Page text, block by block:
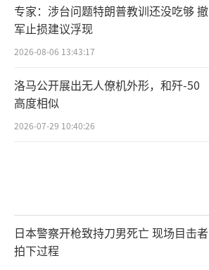
专家：涉台问题特朗普教训还没吃够 撤
军止损建议浮现
2026-08-06 13:43:17
洛马公开展出无人僚机外形，和歼-50
高度相似
2026-07-29 10:40:26
日本警察开枪致持刀男死亡 现场目击者
拍下过程